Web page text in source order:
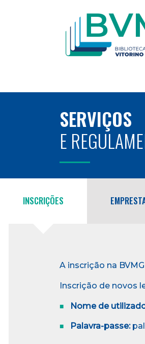
SERVIÇOS
E
INSCRIÇÕES
A inscrição na
Inscrição de novos
Nome de
Palavra-passe: